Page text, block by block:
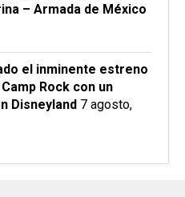
– Armada de México
el inminente estreno
Rock con un
Disneyland 7 agosto,